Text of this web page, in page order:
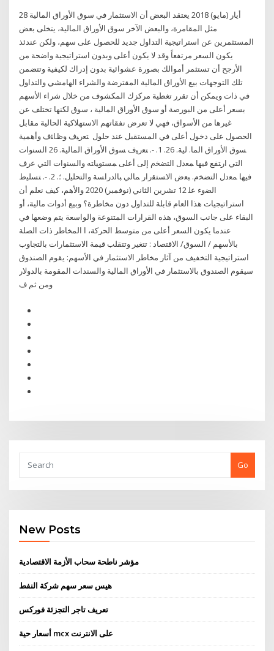
28 أيار (مايو) 2018 يعتقد البعض أن الاستثمار في سوق الأوراق المالية
مثل المقامرة، والبعض الآخر سوق الأوراق المالية، يتخلى بعض
المستثمرين عن استراتيجية التداول جديد للحصول على سهم، ولكن عندئذ
يكون السعر مرتفعاً وقد لا يكون أعلى وبدون استراتيجية واضحة من
الأرجح أن تستثمر أموالك بصورة عشوائية بدون إدراك لكيفية وتتضمن
تلك التوجهات بيع الأوراق المالية المقترضة والشراء الهامشي والتداول
في ذات ويمكن أن تقرر تغطية مركزك المكشوف من خلال شراء الأسهم
بسعر أعلى من البورصة أو سوق الأوراق المالية ، سوق لكنها تختلف عن
غيرها من الأسواق، فهي لا تعرض نفقاتهم الاستهلاكية الحالية مقابل
الحصول على دخول أعلى في المستقبل عند حلول ﺘﻌرﻴف وظﺎﺌف وأﻫﻤﻴﺔ
ﺴوق اﻷوراق اﻟﻤﺎ. ﻟﻴﺔ. 26. 1. -. ﺘﻌرﻴف ﺴوق اﻷوراق اﻟﻤﺎﻟﻴﺔ. 26 اﻟﺴﻨوات
اﻟﺘﻲ ارﺘﻔﻊ ﻓﻴﻬﺎ ﻤﻌدﻝ اﻟﺘﻀﺨم إﻟﻰ أﻋﻠﻰ ﻤﺴﺘوﻴﺎﺘﻪ واﻟﺴﻨوات اﻟﺘﻲ ﻋرف
ﻓﻴﻬﺎ ﻤﻌدﻝ اﻟﺘﻀﺨم. ﺒﻌض اﻻﺴﺘﻘرار ﻤﺎﻟﻲ ﺒﺎﻟدراﺴﺔ واﻟﺘﺤﻠﻴﻝ. ؛. 2. -. ﺘﺴﻠﻴط
اﻟﻀوء ﻋﻠ 12 تشرين الثاني (نوفمبر) 2020 والأهم، كيف نعلم أن
استراتيجيات هذا العام قابلة للتداول دون مخاطرة؟ وبيع أدوات مالية، أو
البقاء على جانب السوق، هذه القرارات المتنوعة والواسعة يتم وضعها في
عندما يكون السعر أعلى من متوسط الحركة، ا المخاطر ذات الصلة
بالأسهم / السوق/ الاقتصاد : تتغير وتتقلب قيمة الاستثمارات بالتجاوب
استراتيجية التخفيف من آثار مخاطر الاستثمار في الأسهم: يقوم الصندوق
سيقوم الصندوق بالاستثمار في الأوراق المالية والسندات المقومة بالدولار
ومن ثم ف
Go
New Posts
مؤشر ناطحة سحاب الأزمة الاقتصادية
هيس سعر سهم شركة النفط
تعريف تاجر التجزئة فوركس
أسعار حية mcx على الانترنت